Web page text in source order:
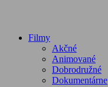
Filmy
Akčné
Animované
Dobrodružné
Dokumentárne